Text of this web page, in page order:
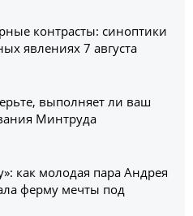
контрасты: синоптики
явлениях 7 августа
выполняет ли ваш
Минтруда
как молодая пара Андрея
ферму мечты под